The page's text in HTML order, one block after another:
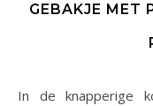
GEBAKJE MET
In de knapperige koekbodem, ook wel sablé breton